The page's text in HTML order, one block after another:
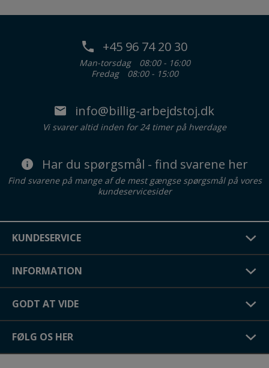
+45 96 74 20 30
Man-torsdag
08:00 - 16:00
Fredag
08:00 - 15:00
info@billig-arbejdstoj.dk
Vi svarer altid inden for 24 timer på hverdage
Har du spørgsmål - find svarene her
Find svarene på mange af de mest gængse spørgsmål på vores
kundeservicesider
KUNDESERVICE
INFORMATION
GODT AT VIDE
FØLG OS HER